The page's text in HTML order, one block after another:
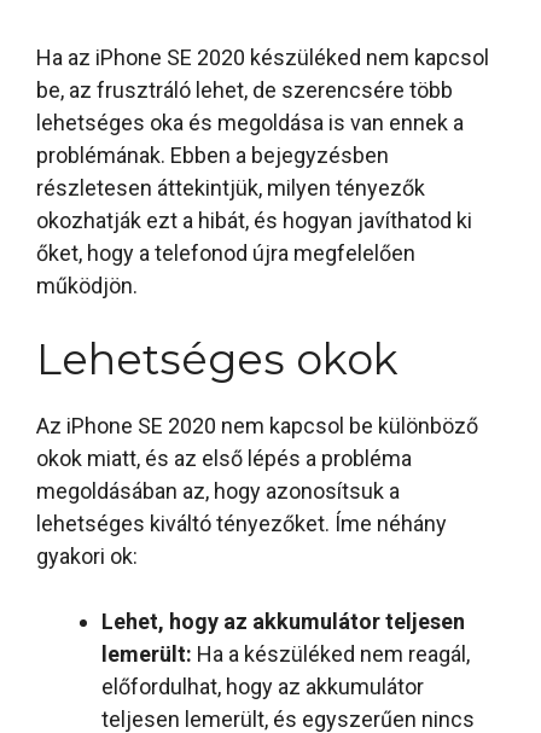
Ha az iPhone SE 2020 készüléked nem kapcsol
be, az frusztráló lehet, de szerencsére több
lehetséges oka és megoldása is van ennek a
problémának. Ebben a bejegyzésben
részletesen áttekintjük, milyen tényezők
okozhatják ezt a hibát, és hogyan javíthatod ki
őket, hogy a telefonod újra megfelelően
működjön.
Lehetséges okok
Az iPhone SE 2020 nem kapcsol be különböző
okok miatt, és az első lépés a probléma
megoldásában az, hogy azonosítsuk a
lehetséges kiváltó tényezőket. Íme néhány
gyakori ok:
Lehet, hogy az akkumulátor teljesen
lemerült: Ha a készüléked nem reagál,
előfordulhat, hogy az akkumulátor
teljesen lemerült, és egyszerűen nincs